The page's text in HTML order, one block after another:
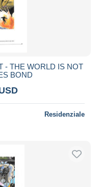
- THE WORLD IS NOT
BOND
Residenziale